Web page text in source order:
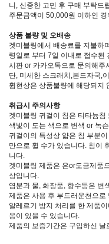
니, 신중한 고민 후 구매 부탁드
주문금액이 50,000원 이하인
상품 불량 및 오배송
겟미블링에서 배송료를 지불하
령일로 부터 7일 이내로 접수
시판 or 카카오톡으로 문의해주
단, 미세한 스크래치,본드자국,
휨현상은 상품불량에 해당되지
취급시 주의사항
겟미블링 귀걸이 침은 티타늄
색빛이 도는 색으로 변색 or 녹
귀걸이의 특성상 얇은 침 부분
만으로 휠 수가 있습니다. 침이
니다.
겟미블링 제품은 은or도금제품
상입니다.
염분과 물, 화장품, 향수등은 변
제품은 사용 후 부드러운천으로
알레르기 방지 처리를 한 제품
응이 있을 수 있습니다.
제품의 보증기간은 구입하신 날